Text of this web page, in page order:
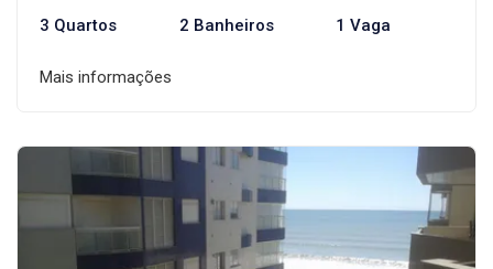
3 Quartos 2 Banheiros 1 Vaga
Mais informações